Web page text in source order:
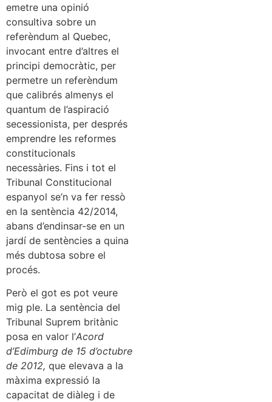
emetre una opinió
consultiva sobre un
referèndum al Quebec,
invocant entre d’altres el
principi democràtic, per
permetre un referèndum
que calibrés almenys el
quantum de l’aspiració
secessionista, per després
emprendre les reformes
constitucionals
necessàries. Fins i tot el
Tribunal Constitucional
espanyol se’n va fer ressò
en la sentència 42/2014,
abans d’endinsar-se en un
jardí de sentències a quina
més dubtosa sobre el
procés.
Però el got es pot veure
mig ple. La sentència del
Tribunal Suprem britànic
posa en valor l’Acord
d’Edimburg de 15 d’octubre
de 2012, que elevava a la
màxima expressió la
capacitat de diàleg i de